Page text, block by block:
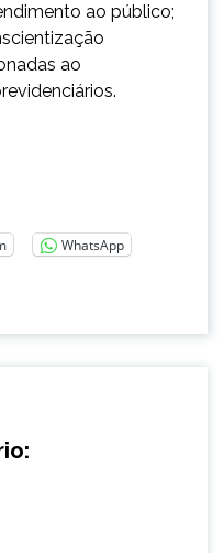
ao público;
ao
WhatsApp